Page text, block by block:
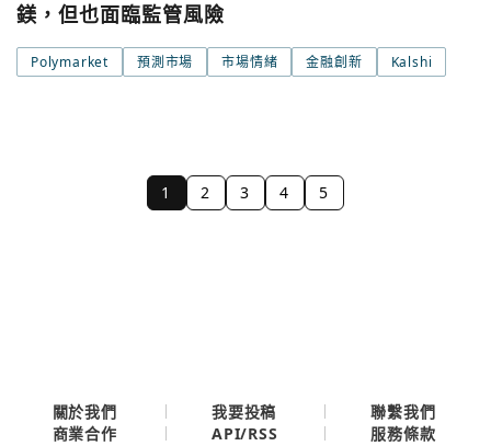
鎂，但也面臨監管風險
Polymarket 預測市場 市場情緒 金融創新 Kalshi
1 2 3 4 5
關於我們 我要投稿
聯繫我們
商業合作
API/RSS 服務條款